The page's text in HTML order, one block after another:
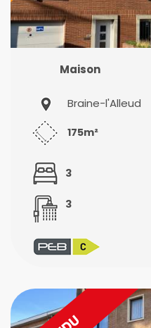
Maison
Braine-l'Alleud
175m²
3
3